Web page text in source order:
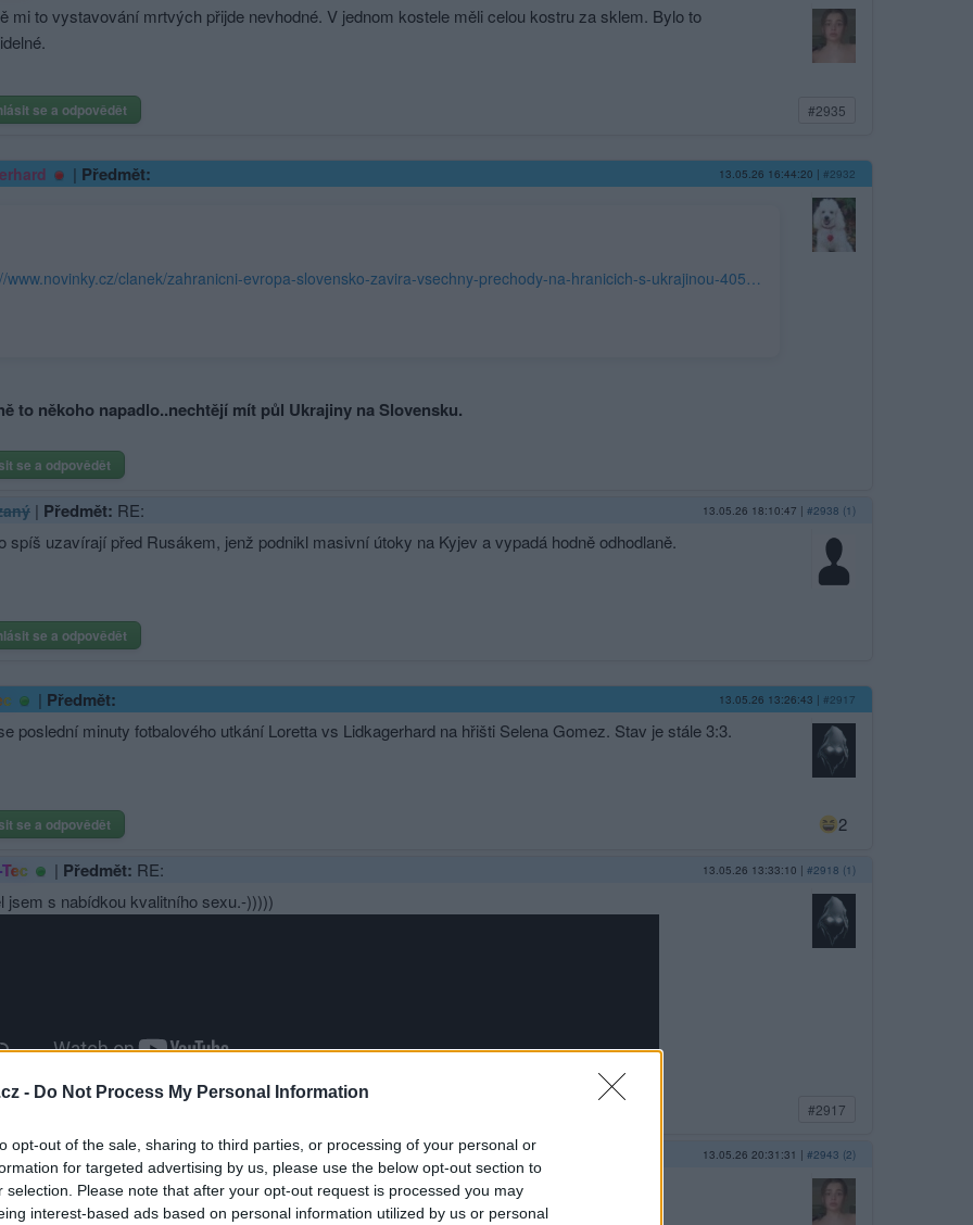
- Do Not Process My Personal Information
opt-out of the sale, sharing to third parties, or processing of your personal or
for targeted advertising by us, please use the below opt-out section to
selection. Please note that after your opt-out request is processed you may
interest-based ads based on personal information utilized by us or personal
mi to vystavování mrtvých přijde nevhodné. V jednom kostele měli celou kostru za sklem. Bylo to
se a odpovědět #2935
| Předmět: 13.05.26 16:44:20 | #2932
https://www.novinky.cz/clanek/zahranicni-evropa-slovensko-zavira-vsechny-prechody-na-hranicich-s-ukrajinou-40578002?utm_campaign=&utm_medium=z-boxiku&utm_source=www.seznam.cz
to někoho napadlo..nechtějí mít půl Ukrajiny na Slovensku.
se a odpovědět
| Předmět: RE: 13.05.26 18:10:47 | #2938 (1)
spíš uzavírají před Rusákem, jenž podnikl masivní útoky na Kyjev a vypadá hodně odhodlaně.
se a odpovědět
| Předmět: 13.05.26 13:26:43 | #2917
poslední minuty fotbalového utkání Loretta vs Lidkagerhard na hřišti Selena Gomez. Stav je stále 3:3.
se a odpovědět 2
| Předmět: RE: 13.05.26 13:33:10 | #2918 (1)
jsem s nabídkou kvalitního sexu.-)))))
#2917
|Předmět: RE: RE: 13.05.26 20:31:31 | #2943 (2)
hrál autistu?